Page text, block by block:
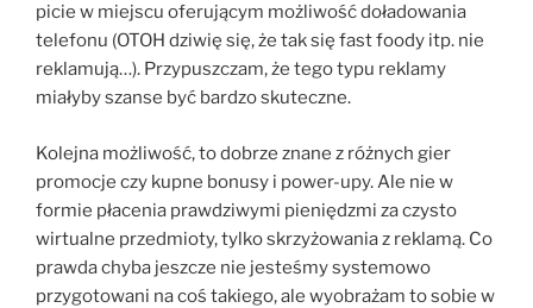
picie w miejscu oferującym możliwość doładowania
telefonu (OTOH dziwię się, że tak się fast foody itp. nie
reklamują…). Przypuszczam, że tego typu reklamy
miałyby szanse być bardzo skuteczne.
Kolejna możliwość, to dobrze znane z różnych gier
promocje czy kupne bonusy i power-upy. Ale nie w
formie płacenia prawdziwymi pieniędzmi za czysto
wirtualne przedmioty, tylko skrzyżowania z reklamą. Co
prawda chyba jeszcze nie jesteśmy systemowo
przygotowani na coś takiego, ale wyobrażam to sobie w